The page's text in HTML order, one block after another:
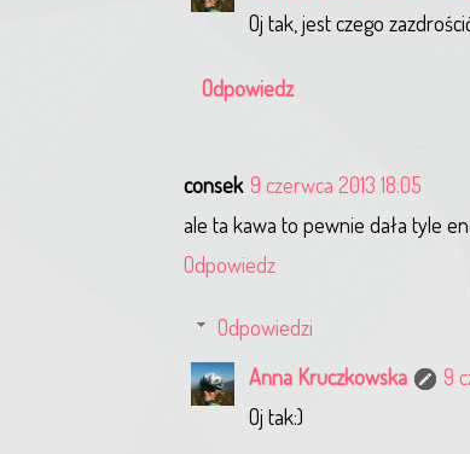
Oj tak, jest czego
Odpowiedz
consek 9 czerwca 2013 18:05
ale ta kawa to pewnie dała tyle
Odpowiedz
Odpowiedzi
Anna Kruczkowska
9
Oj tak:)